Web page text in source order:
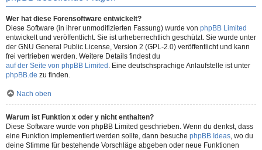
Wer hat diese Forensoftware entwickelt?
Diese Software (in ihrer unmodifizierten Fassung) wurde von phpBB Limited
entwickelt und veröffentlicht. Sie ist urheberrechtlich geschützt. Sie wurde unter
der GNU General Public License, Version 2 (GPL-2.0) veröffentlicht und kann
frei vertrieben werden. Weitere Details findest du
auf der Seite von phpBB Limited . Eine deutschsprachige Anlaufstelle ist unter
phpBB.de zu finden.
Nach oben
Warum ist Funktion x oder y nicht enthalten?
Diese Software wurde von phpBB Limited geschrieben. Wenn du denkst, dass
eine Funktion implementiert werden sollte, dann besuche phpBB Ideas, wo du
deine Stimme für bestehende Vorschläge abgeben oder neue Funktionen